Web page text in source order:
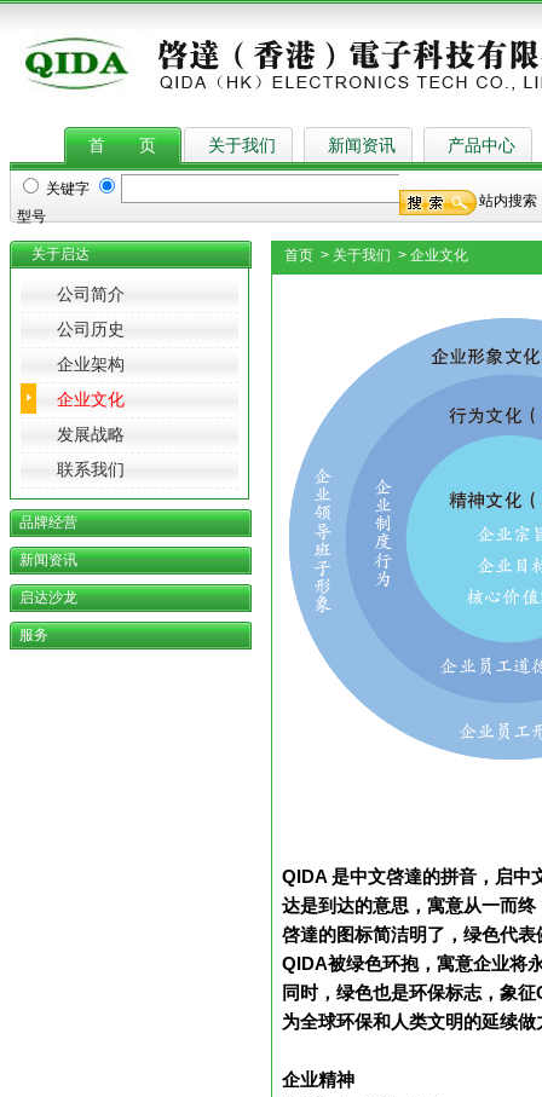
首 页 关于我们 新闻资讯 产品中心
关键字
型号
站内搜索
关于启达
公司简介
公司历史
企业架构
企业文化
发展战略
联系我们
品牌经营
新闻资讯
启达沙龙
服务
首页 > 关于我们 > 企业文化
QIDA 是中文啓達的拼音，启中
达是到达的意思，寓意从一而终
啓達的图标简洁明了，绿色代
QIDA被绿色环抱，寓意企业将
同时，绿色也是环保标志，象征
为全球环保和人类文明的延续
企业精神